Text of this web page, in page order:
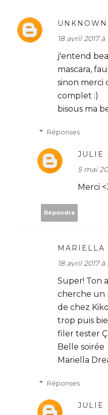
UNKNOWN
18 avril 2017 à
j'entend
mascara,
sinon merci
complet :)
bisous ma
Réponses
JULIE
5 mai
Merci
Répondre
MARIELLA
18 avril 2017 à
Super! Ton
cherche un
de chez
trop puis
filer tester
Belle soirée
Mariella
Réponses
JULIE